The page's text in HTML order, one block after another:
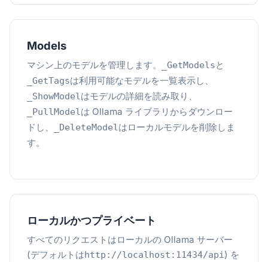
Models
マシン上のモデルを管理します。 _GetModelsと
_GetTagsは利用可能なモデルを一覧表示し、
_ShowModelはモデルの詳細を読み取り、
_PullModelは Ollama ライブラリからダウンロー
ドし、
_DeleteModelはローカルモデルを削除しま
す。
ローカルかつプライベート
すべてのリクエストはローカルの Ollama サーバー
(デフォルトはhttp://localhost:11434/api) を